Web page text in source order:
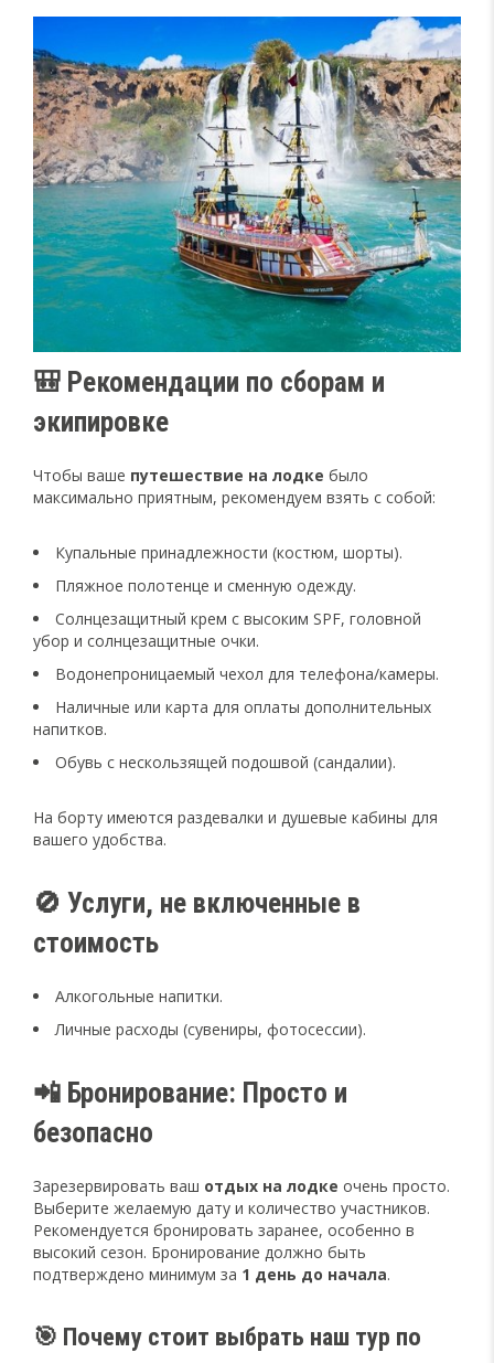
🎒 Рекомендации по сборам и
экипировке
Чтобы ваше путешествие на лодке было
максимально приятным, рекомендуем взять с собой:
Купальные принадлежности (костюм, шорты).
Пляжное полотенце и сменную одежду.
Солнцезащитный крем с высоким SPF, головной
убор и солнцезащитные очки.
Водонепроницаемый чехол для телефона/камеры.
Наличные или карта для оплаты дополнительных
напитков.
Обувь с нескользящей подошвой (сандалии).
На борту имеются раздевалки и душевые кабины для
вашего удобства.
🚫 Услуги, не включенные в
стоимость
Алкогольные напитки.
Личные расходы (сувениры, фотосессии).
📲 Бронирование: Просто и
безопасно
Зарезервировать ваш отдых на лодке очень просто.
Выберите желаемую дату и количество участников.
Рекомендуется бронировать заранее, особенно в
высокий сезон. Бронирование должно быть
подтверждено минимум за 1 день до начала.
🎯 Почему стоит выбрать наш тур по